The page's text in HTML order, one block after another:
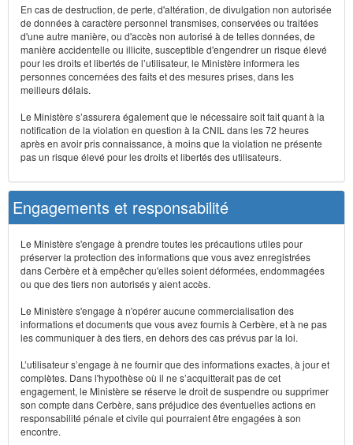
En cas de destruction, de perte, d'altération, de divulgation non autorisée
de données à caractère personnel transmises, conservées ou traitées
d'une autre manière, ou d'accès non autorisé à de telles données, de
manière accidentelle ou illicite, susceptible d'engendrer un risque élevé
pour les droits et libertés de l’utilisateur, le Ministère informera les
personnes concernées des faits et des mesures prises, dans les
meilleurs délais.
Le Ministère s’assurera également que le nécessaire soit fait quant à la
notification de la violation en question à la CNIL dans les 72 heures
après en avoir pris connaissance, à moins que la violation ne présente
pas un risque élevé pour les droits et libertés des utilisateurs.
Engagements et responsabilité
Le Ministère s'engage à prendre toutes les précautions utiles pour
préserver la protection des informations que vous avez enregistrées
dans Cerbère et à empêcher qu'elles soient déformées, endommagées
ou que des tiers non autorisés y aient accès.
Le Ministère s'engage à n'opérer aucune commercialisation des
informations et documents que vous avez fournis à Cerbère, et à ne pas
les communiquer à des tiers, en dehors des cas prévus par la loi.
L’utilisateur s’engage à ne fournir que des informations exactes, à jour et
complètes. Dans l'hypothèse où il ne s’acquitterait pas de cet
engagement, le Ministère se réserve le droit de suspendre ou supprimer
son compte dans Cerbère, sans préjudice des éventuelles actions en
responsabilité pénale et civile qui pourraient être engagées à son
encontre.